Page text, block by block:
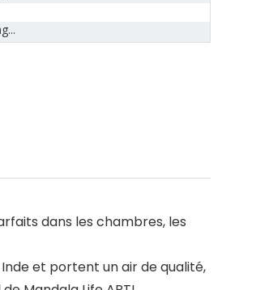
dans les chambres, les
Inde et portent un air de qualité,